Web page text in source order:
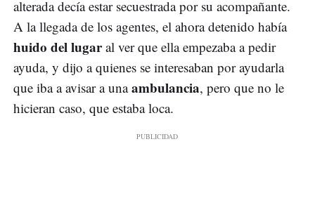
alterada decía estar secuestrada por su acompañante.
A la llegada de los agentes, el ahora detenido había
huido del lugaral ver que ella empezaba a pedir
ayuda, y dijo a quienes se interesaban por ayudarla
que iba a avisar a unaambulancia, pero que no le
hicieran caso, que estaba loca.